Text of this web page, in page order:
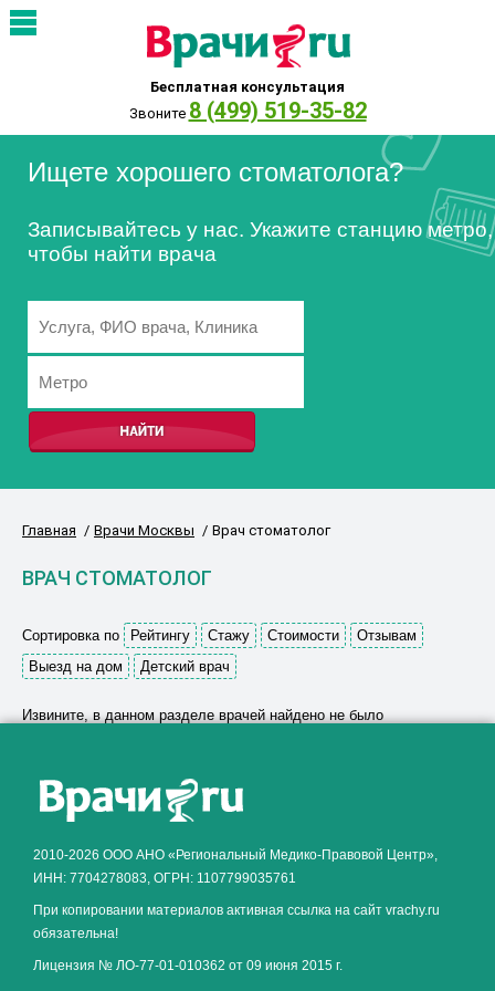
Бесплатная консультация
Звоните 8 (499) 519-35-82
Ищете хорошего стоматолога?
Записывайтесь у нас. Укажите станцию метро,
чтобы найти врача
Главная Врачи Москвы Врач стоматолог
ВРАЧ СТОМАТОЛОГ
Сортировка по Рейтингу Стажу Стоимости
Отзывам
Выезд на дом
Детский врач
Извините, в данном разделе врачей найдено не было
2010-2026 ООО АНО «Региональный Медико-Правовой Центр»,
ИНН: 7704278083, ОГРН: 1107799035761
При копировании материалов активная ссылка на сайт vrachy.ru
обязательна!
Лицензия № ЛО-77-01-010362 от 09 июня 2015 г.